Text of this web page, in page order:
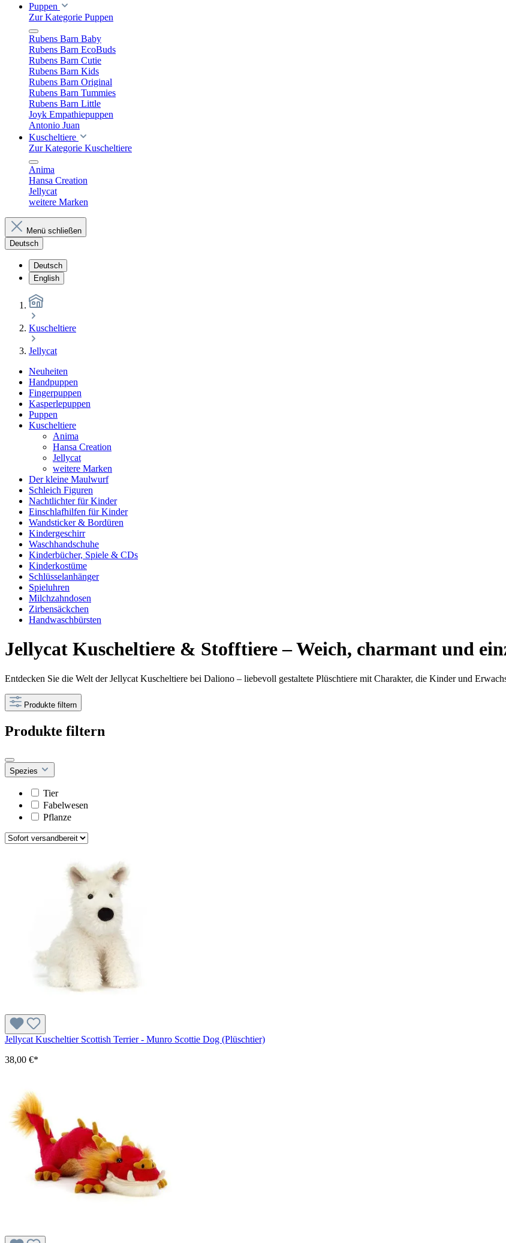
Puppen
Zur Kategorie Puppen
Rubens Barn Baby
Rubens Barn EcoBuds
Rubens Barn Cutie
Rubens Barn Kids
Rubens Barn Original
Rubens Barn Tummies
Rubens Barn Little
Joyk Empathiepuppen
Antonio Juan
Kuscheltiere
Zur Kategorie Kuscheltiere
Anima
Hansa Creation
Jellycat
weitere Marken
Menü schließen
Deutsch
Deutsch
English
Kuscheltiere
Jellycat
Neuheiten
Handpuppen
Fingerpuppen
Kasperlepuppen
Puppen
Kuscheltiere
Anima
Hansa Creation
Jellycat
weitere Marken
Der kleine Maulwurf
Schleich Figuren
Nachtlichter für Kinder
Einschlafhilfen für Kinder
Wandsticker & Bordüren
Kindergeschirr
Waschhandschuhe
Kinderbücher, Spiele & CDs
Kinderkostüme
Schlüsselanhänger
Spieluhren
Milchzahndosen
Zirbensäckchen
Handwaschbürsten
Jellycat Kuscheltiere & Stofftiere – Weich, charmant und
Entdecken Sie die Welt der Jellycat Kuscheltiere bei Daliono – liebevoll gestaltete Plüschtiere mit Charakter, die Kinder und
Produkte filtern
Produkte filtern
Spezies
Tier
Fabelwesen
Pflanze
Jellycat Kuscheltier Scottish Terrier - Munro Scottie Dog (Plüschtier)
38,00 €*